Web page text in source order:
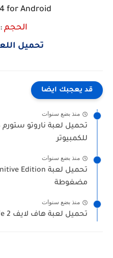
for Android
الحجم : 148 MB
تحميل
قد يعجبك ايضا
منذ بضع سنوات
للكمبيوتر
منذ بضع سنوات
مضغوطة
منذ بضع سنوات
تحميل لعبة هاف لايف Half Life 2 للكمبيوتر من ميديا...